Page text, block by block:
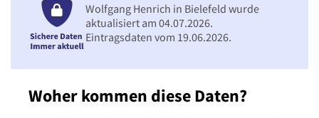
Woher kommen diese Daten?
Wolfgang Henrich in Bielefeld wurde
aktualisiert am 04.07.2026.
Eintragsdaten vom 19.06.2026.